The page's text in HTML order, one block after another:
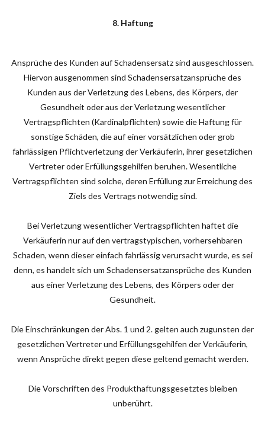
8. Haftung
Ansprüche des Kunden auf Schadensersatz sind ausgeschlossen.
Hiervon ausgenommen sind Schadensersatzansprüche des
Kunden aus der Verletzung des Lebens, des Körpers, der
Gesundheit oder aus der Verletzung wesentlicher
Vertragspflichten (Kardinalpflichten) sowie die Haftung für
sonstige Schäden, die auf einer vorsätzlichen oder grob
fahrlässigen Pflichtverletzung der Verkäuferin, ihrer gesetzlichen
Vertreter oder Erfüllungsgehilfen beruhen. Wesentliche
Vertragspflichten sind solche, deren Erfüllung zur Erreichung des
Ziels des Vertrags notwendig sind.
Bei Verletzung wesentlicher Vertragspflichten haftet die
Verkäuferin nur auf den vertragstypischen, vorhersehbaren
Schaden, wenn dieser einfach fahrlässig verursacht wurde, es sei
denn, es handelt sich um Schadensersatzansprüche des Kunden
aus einer Verletzung des Lebens, des Körpers oder der
Gesundheit.
Die Einschränkungen der Abs. 1 und 2. gelten auch zugunsten der
gesetzlichen Vertreter und Erfüllungsgehilfen der Verkäuferin,
wenn Ansprüche direkt gegen diese geltend gemacht werden.
Die Vorschriften des Produkthaftungsgesetztes bleiben
unberührt.